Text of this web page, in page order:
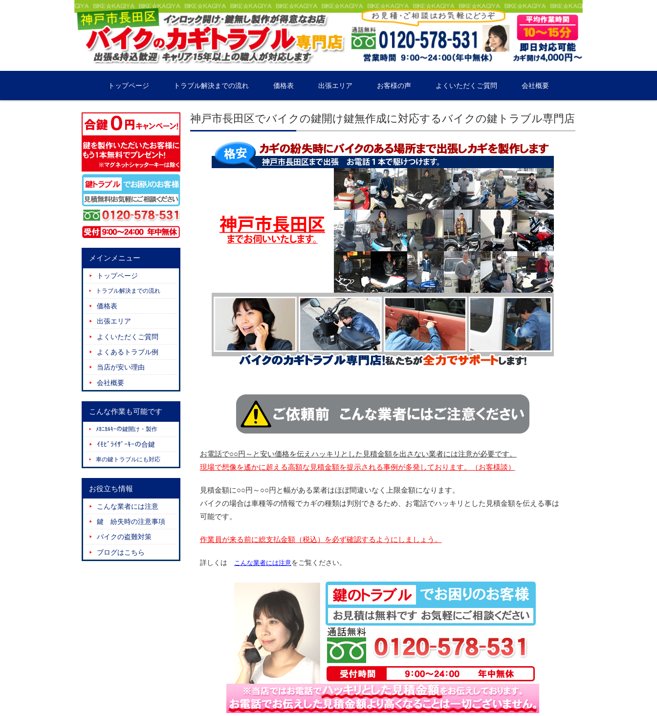
コンテンツに移動
トップページ トラブル解決までの流れ 価格表 出張エリア お客様の声 よくいただくご質問 会社概要
神戸市長田区でバイクの鍵開け鍵無作成に対応するバイクの鍵トラブル専門店
お電話で○○円～と安い価格を伝えハッキリとした見積金額を出さない業者には注意が必要です。
現場で想像を遙かに超える高額な見積金額を提示される事例が多発しております。（お客様談）
見積金額に○○円～○○円と幅がある業者はほぼ間違いなく上限金額になります。
バイクの場合は車種等の情報でカギの種類は判別できるため、お電話でハッキリとした見積金額を伝える事は
可能です。
作業員が来る前に総支払金額（税込）を必ず確認するようにしましょう。
詳しくは こんな業者には注意をご覧ください。
メインメニュー
トップページ
トラブル解決までの流れ
価格表
出張エリア
よくいただくご質問
よくあるトラブル例
当店が安い理由
会社概要
こんな作業も可能です
ﾒｶﾆｶﾙｷｰの鍵開け・製作
ｲﾓﾋﾞﾗｲｻﾞｰｷｰの合鍵
車の鍵トラブルにも対応
お役立ち情報
こんな業者には注意
鍵 紛失時の注意事項
バイクの盗難対策
ブログはこちら